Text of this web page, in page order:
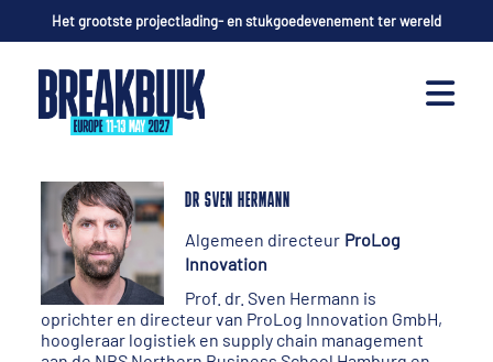
Het grootste projectlading- en stukgoedevenement ter wereld
DR SVEN HERMANN
Algemeen directeur ProLog
Innovation
Prof. dr. Sven Hermann is
oprichter en directeur van ProLog Innovation GmbH,
hoogleraar logistiek en supply chain management